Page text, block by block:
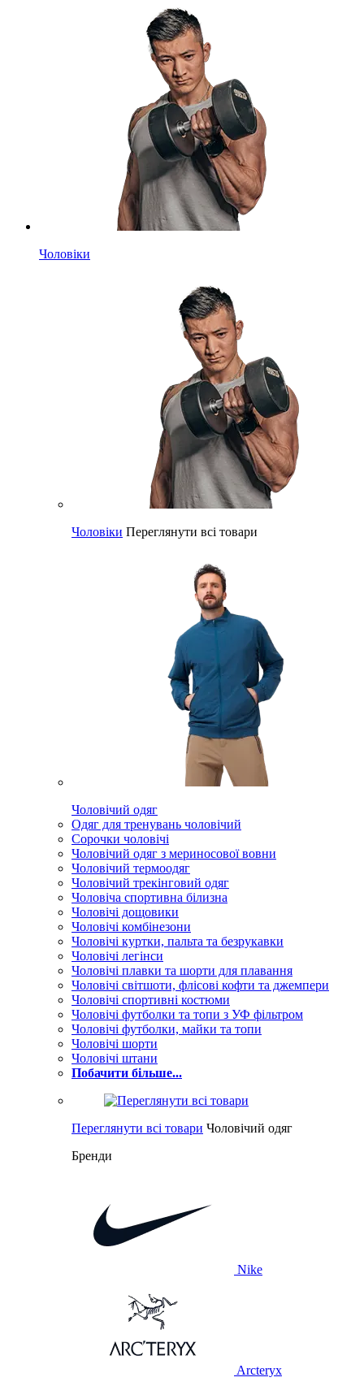
Чоловіки
Чоловіки Переглянути всі товари
Чоловічий одяг
Одяг для тренувань чоловічий
Сорочки чоловічі
Чоловічий одяг з мериносової вовни
Чоловічий термоодяг
Чоловічий трекінговий одяг
Чоловіча спортивна білизна
Чоловічі дощовики
Чоловічі комбінезони
Чоловічі куртки, пальта та безрукавки
Чоловічі легінси
Чоловічі плавки та шорти для плавання
Чоловічі світшоти, флісові кофти та джемпери
Чоловічі спортивні костюми
Чоловічі футболки та топи з УФ фільтром
Чоловічі футболки, майки та топи
Чоловічі шорти
Чоловічі штани
Побачити більше...
Переглянути всі товари Чоловічий одяг
Бренди
Nike
Arcteryx